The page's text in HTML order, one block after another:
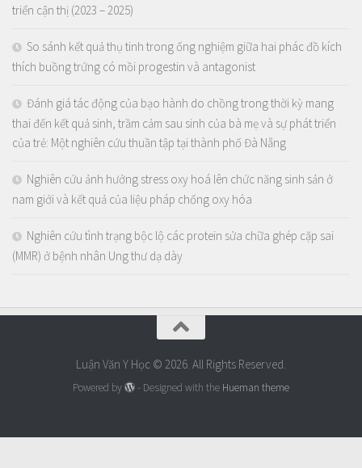
triển cận thị (2023 – 2025)
So sánh kết quả thụ tinh trong ống nghiệm giữa hai phác đồ kích
thích buồng trứng có mồi progestin và antagonist
Đánh giá tác động của bạo hành do chồng trong thời kỳ mang
thai đến kết quả sinh, trầm cảm sau sinh của bà mẹ và sự phát triển
của trẻ: Một nghiên cứu thuần tập tại thành phố Đà Nẵng
Nghiên cứu ảnh hưởng stress oxy hoá lên chức năng sinh sản ở
nam giới và kết quả của liệu pháp chống oxy hóa
Nghiên cứu tình trạng bộc lộ các protein sửa chữa ghép cặp sai
(MMR) ở bệnh nhân Ung thư dạ dày
Luận Văn Y Học © 2026. All Rights Reserved.
Powered by - Designed with the Hueman theme